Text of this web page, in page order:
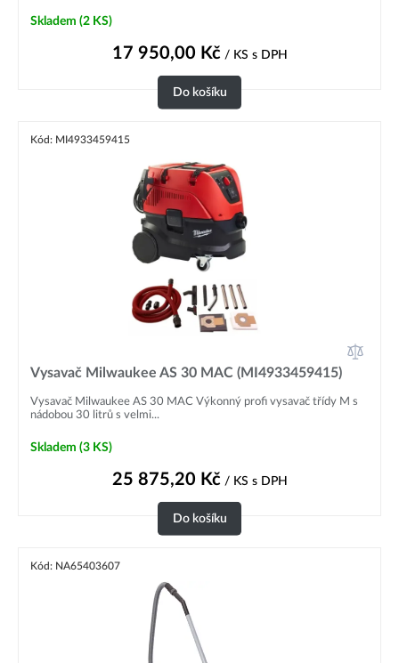
Skladem (2 KS)
17 950,00 Kč/ KS s DPH
Do košíku
Kód: MI4933459415
Vysavač Milwaukee AS 30 MAC (MI4933459415)
Vysavač Milwaukee AS 30 MAC Výkonný profi vysavač třídy M s
nádobou 30 litrů s velmi...
Skladem (3 KS)
25 875,20 Kč/ KS s DPH
Do košíku
Kód: NA65403607